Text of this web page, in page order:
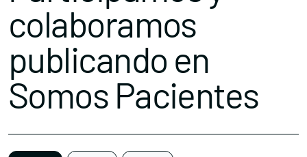
colaboramos
publicando en
Somos Pacientes